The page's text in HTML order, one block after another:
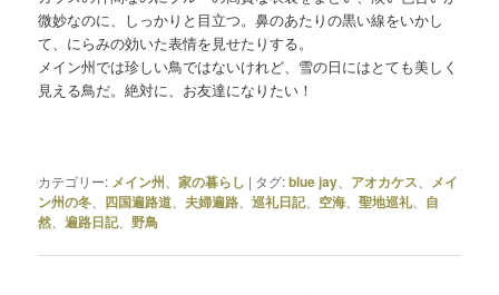
微妙なのに、しっかりと目立つ。鼻のあたりの黒い線をいかし
て、にらみの効いた表情を見せたりする。
メイン州では珍しい鳥ではないけれど、雪の日にはとても美しく
見える鳥だ。絶対に、お友達になりたい！
カテゴリー: メイン州 、家の暮らし | タグ:blue jay アオカケス
メイ
ン州の冬
四国遍路道 、夫婦遍路 、巡礼日記、 空海 、聖地巡礼、 自
然 、遍路日記、野鳥